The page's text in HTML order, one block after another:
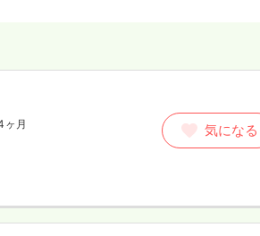
ヶ月 気になる